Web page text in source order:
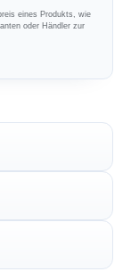
eines Produkts, wie
oder Händler zur